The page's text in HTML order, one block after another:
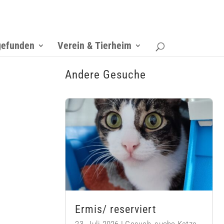
Verein & Tierheim
Andere Gesuche
Ermis/ reserviert